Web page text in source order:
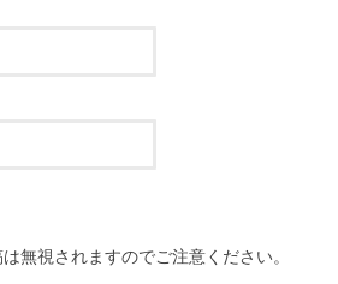
無視されますのでご注意ください。